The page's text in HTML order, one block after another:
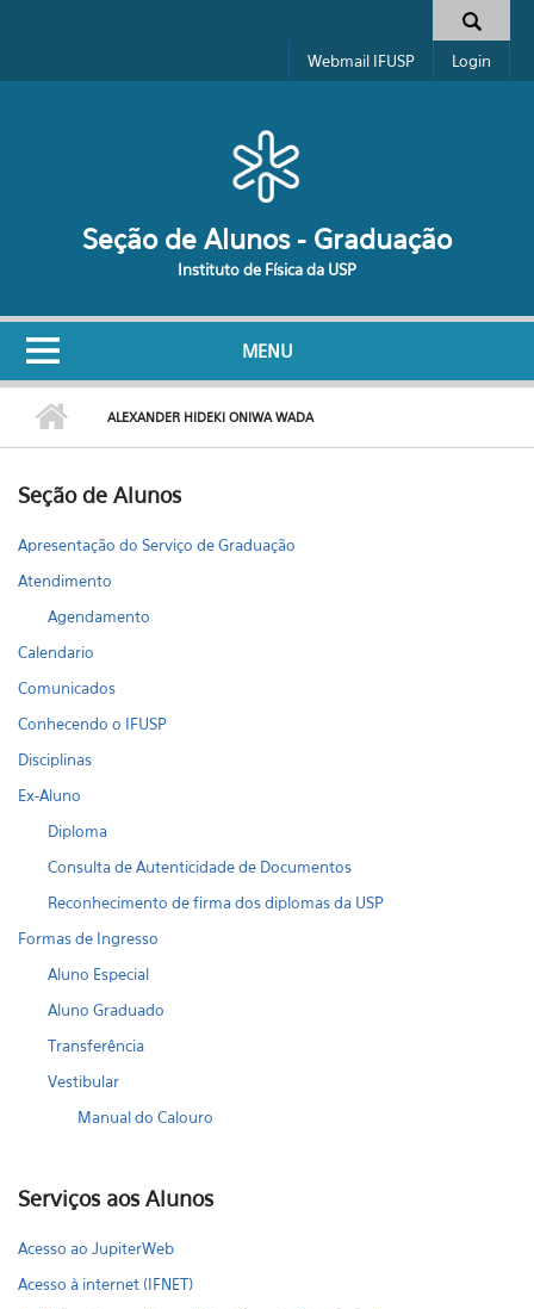
Formulário de busca
Webmail IFUSP Login
Seção de Alunos - Graduação
Instituto de Física da USP
MENU
ALEXANDER HIDEKI ONIWA WADA
Seção de Alunos
Apresentação do Serviço de Graduação
Atendimento
Agendamento
Calendario
Comunicados
Conhecendo o IFUSP
Disciplinas
Ex-Aluno
Diploma
Consulta de Autenticidade de Documentos
Reconhecimento de firma dos diplomas da USP
Formas de Ingresso
Aluno Especial
Aluno Graduado
Transferência
Vestibular
Manual do Calouro
Serviços aos Alunos
Acesso ao JupiterWeb
Acesso à internet (IFNET)